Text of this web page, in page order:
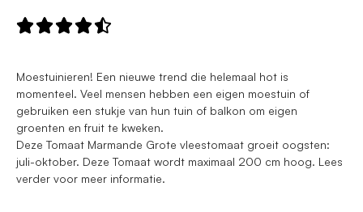

Moestuinieren! Een nieuwe trend die helemaal hot is
momenteel. Veel mensen hebben een eigen moestuin of
gebruiken een stukje van hun tuin of balkon om eigen
groenten en fruit te kweken.
Deze Tomaat Marmande Grote vleestomaat groeit oogsten:
juli-oktober. Deze Tomaat wordt maximaal 200 cm hoog. Lees
verder voor meer informatie.